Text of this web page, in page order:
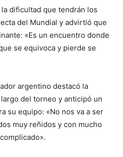
dificultad que tendrán los
del Mundial y advirtió que
«Es un encuentro donde
se equivoca y pierde se
argentino destacó la
del torneo y anticipó un
su equipo: «No nos va a ser
muy reñidos y con mucho